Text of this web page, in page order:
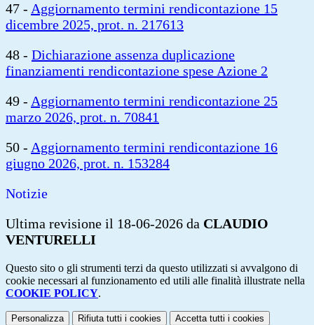
47 - Aggiornamento termini rendicontazione 15
dicembre 2025, prot. n. 217613
48 - Dichiarazione assenza duplicazione
finanziamenti rendicontazione spese Azione 2
49 - Aggiornamento termini rendicontazione 25
marzo 2026, prot. n. 70841
50 - Aggiornamento termini rendicontazione 16
giugno 2026, prot. n. 153284
Notizie
Ultima revisione il 18-06-2026 da CLAUDIO
VENTURELLI
Questo sito o gli strumenti terzi da questo utilizzati si avvalgono di
cookie necessari al funzionamento ed utili alle finalità illustrate nella
COOKIE POLICY.
Personalizza Rifiuta tutti i cookies Accetta tutti i cookies